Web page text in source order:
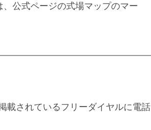
公式ページの式場マップのマー
載されているフリーダイヤルに電話